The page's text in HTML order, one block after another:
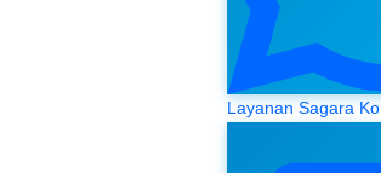
Layanan Sagara